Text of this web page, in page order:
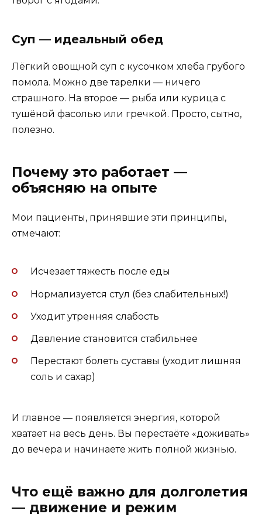
Суп — идеальный обед
Лёгкий овощной суп с кусочком хлеба грубого
помола. Можно две тарелки — ничего
страшного. На второе — рыба или курица с
тушёной фасолью или гречкой. Просто, сытно,
полезно.
Почему это работает —
объясняю на опыте
Мои пациенты, принявшие эти принципы,
отмечают:
Исчезает тяжесть после еды
Нормализуется стул (без слабительных!)
Уходит утренняя слабость
Давление становится стабильнее
Перестают болеть суставы (уходит лишняя
соль и сахар)
И главное — появляется энергия, которой
хватает на весь день. Вы перестаёте «доживать»
до вечера и начинаете жить полной жизнью.
Что ещё важно для долголетия
— движение и режим